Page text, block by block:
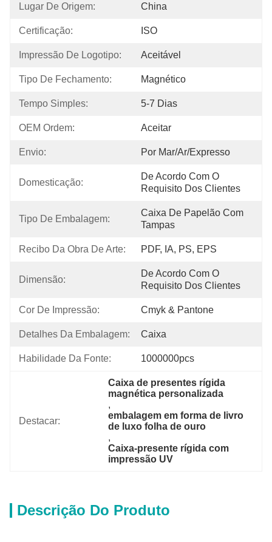
Lugar De Origem: China
Certificação: ISO
Impressão De Logotipo: Aceitável
Tipo De Fechamento: Magnético
Tempo Simples: 5-7 Dias
OEM Ordem: Aceitar
Envio: Por Mar/ar/expresso
Domesticação:
De Acordo Com O
Requisito Dos Clientes
Tipo De Embalagem:
Caixa De Papelão Com
Tampas
Recibo Da Obra De Arte: PDF, IA, PS, EPS
Dimensão:
De Acordo Com O
Requisito Dos Clientes
Cor De Impressão: Cmyk & Pantone
Detalhes Da Embalagem: Caixa
Habilidade Da Fonte: 1000000pcs
Destacar:
Caixa de presentes rígida
magnética personalizada
,
embalagem em forma de livro
de luxo folha de ouro
,
Caixa-presente rígida com
impressão UV
Descrição Do Produto